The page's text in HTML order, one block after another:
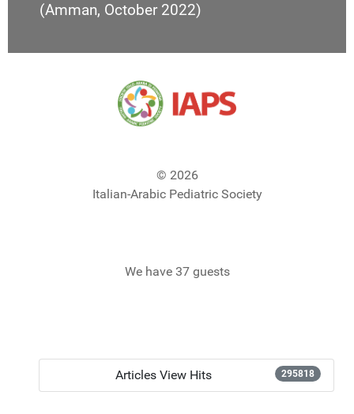
(Amman, October 2022)
© 2026
Italian-Arabic Pediatric Society
We have 37 guests
Articles View Hits 295818